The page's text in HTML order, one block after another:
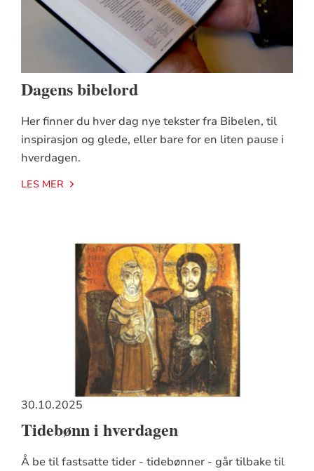
Dagens bibelord
Her finner du hver dag nye tekster fra Bibelen, til
inspirasjon og glede, eller bare for en liten pause i
hverdagen.
LES MER
30.10.2025
Tidebønn i hverdagen
Å be til fastsatte tider - tidebønner - går tilbake til